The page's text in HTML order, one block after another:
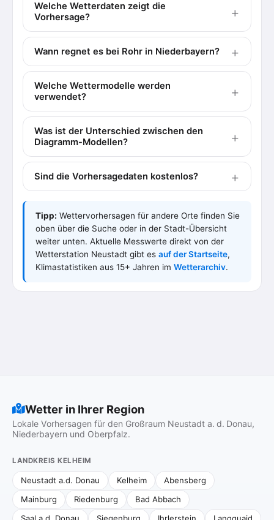
Welche Wetterdaten zeigt die
Vorhersage?
Wann regnet es bei Rohr in Niederbayern?
Welche Wettermodelle werden
verwendet?
Was ist der Unterschied zwischen den
Diagramm-Modellen?
Sind die Vorhersagedaten kostenlos?
Tipp: Wettervorhersagen für andere Orte finden Sie
oben über die Suche oder in der Stadt-Übersicht
weiter unten. Aktuelle Messwerte direkt von der
Wetterstation Neustadt gibt es auf der Startseite,
Klimastatistiken aus 15+ Jahren im Wetterarchiv.
Wetter in Ihrer Region
Lokale Vorhersagen für den Großraum Neustadt a. d. Donau,
Niederbayern und Oberpfalz.
LANDKREIS KELHEIM
Neustadt a.d. Donau Kelheim
Abensberg
Mainburg
Riedenburg
Bad Abbach